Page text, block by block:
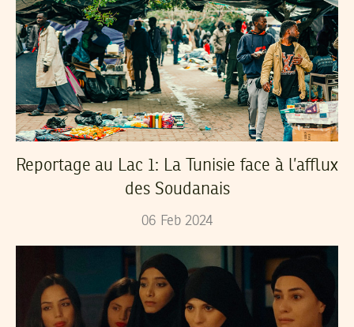
Reportage au Lac 1: La Tunisie face à l’afflux
des Soudanais
06 Feb 2024